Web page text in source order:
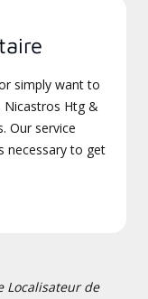
simply want to
Nicastros Htg &
Our service
necessary to get
Localisateur de